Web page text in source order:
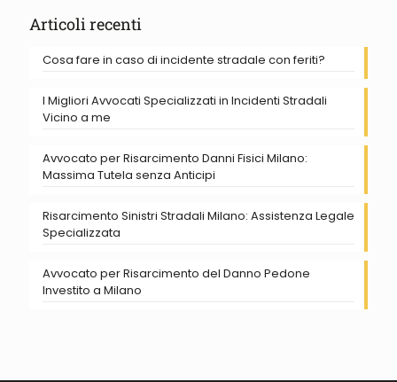
Articoli recenti
Cosa fare in caso di incidente stradale con feriti?
I Migliori Avvocati Specializzati in Incidenti Stradali
Vicino a me
Avvocato per Risarcimento Danni Fisici Milano:
Massima Tutela senza Anticipi
Risarcimento Sinistri Stradali Milano: Assistenza Legale
Specializzata
Avvocato per Risarcimento del Danno Pedone
Investito a Milano